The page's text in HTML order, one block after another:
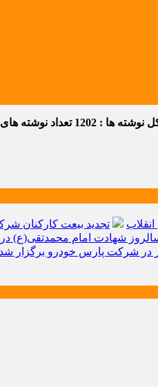
نوشته ها : 1202 تعداد نوشته های
تجدید بیعت کارکنان
شهادت امام محمدتقی(ع)
در شرکت پارس خودرو برگزار شد